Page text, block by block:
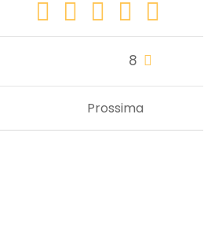
8
Prossima